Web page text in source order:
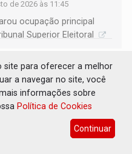
de 2026 às 11:45
ocupação principal
Superior Eleitoral
site para oferecer a melhor
a navegar no site, você
informações sobre
Política de Cookies
Continuar